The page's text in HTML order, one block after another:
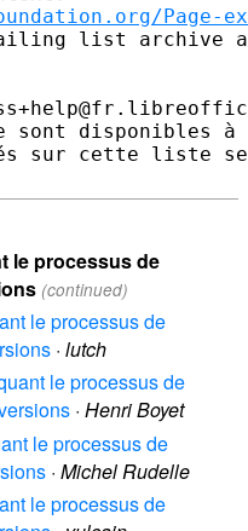
Page-
list archive
sont disponibles à
sur cette liste
le processus de
(continued)
le processus de
· lutch
le processus de
· Henri Boyet
le processus de
· Michel Rudelle
le processus de